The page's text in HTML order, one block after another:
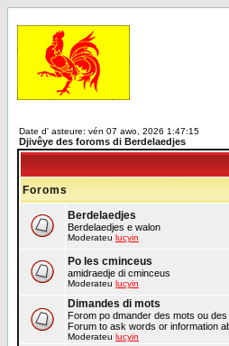
Date d' asteure: vén 07 awo, 2026 1:47:15
Djivêye des foroms di Berdelaedjes
Foroms
Berdelaedjes
Berdelaedjes e walon
Moderateu lucyin
Po les cminceus
amidraedje di cminceus
Moderateu lucyin
Dimandes di mots
Forom po dmander des mots ou
Forum to ask words or information
Moderateu lucyin